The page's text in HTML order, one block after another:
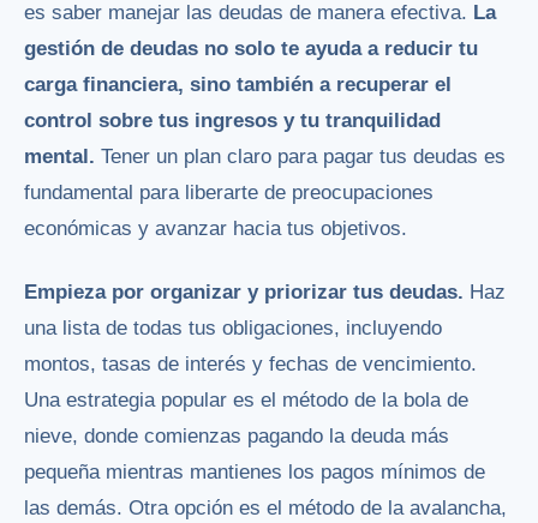
es saber manejar las deudas de manera efectiva. La
gestión de deudas no solo te ayuda a reducir tu
carga financiera, sino también a recuperar el
control sobre tus ingresos y tu tranquilidad
mental. Tener un plan claro para pagar tus deudas es
fundamental para liberarte de preocupaciones
económicas y avanzar hacia tus objetivos.
Empieza por organizar y priorizar tus deudas. Haz
una lista de todas tus obligaciones, incluyendo
montos, tasas de interés y fechas de vencimiento.
Una estrategia popular es el método de la bola de
nieve, donde comienzas pagando la deuda más
pequeña mientras mantienes los pagos mínimos de
las demás. Otra opción es el método de la avalancha,